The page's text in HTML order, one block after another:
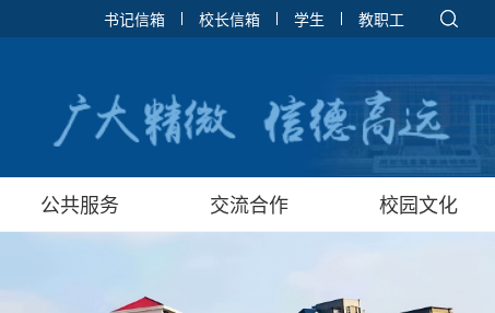
书记信箱 校长信箱 学生 教职工
公共服务 交流合作 校园文化